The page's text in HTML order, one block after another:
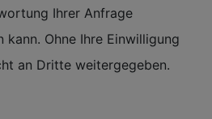
Ihrer Anfrage
Ohne Ihre Einwilligung
an Dritte weitergegeben.